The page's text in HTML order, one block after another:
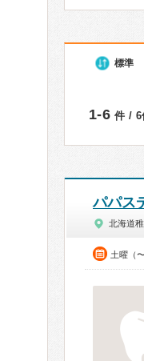
標準
1-6 件 / 6
パパス
北海道
土曜（